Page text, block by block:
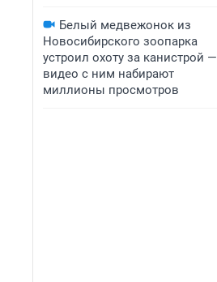
Белый медвежонок из
Новосибирского зоопарка
устроил охоту за канистрой —
видео с ним набирают
миллионы просмотров